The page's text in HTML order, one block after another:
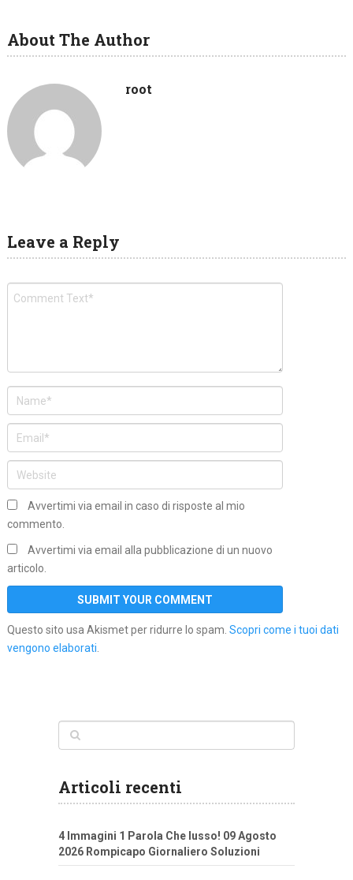
About The Author
root
Leave a Reply
Avvertimi via email in caso di risposte al mio
commento.
Avvertimi via email alla pubblicazione di un nuovo
articolo.
Questo sito usa Akismet per ridurre lo spam. Scopri come i tuoi dati
vengono elaborati
Articoli recenti
4 Immagini 1 Parola Che lusso! 09 Agosto
2026 Rompicapo Giornaliero Soluzioni